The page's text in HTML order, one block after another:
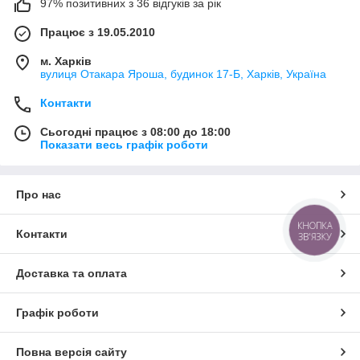
97% позитивних з 36 відгуків за рік
Працює з 19.05.2010
м. Харків
вулиця Отакара Яроша, будинок 17-Б, Харків, Україна
Контакти
Сьогодні працює з 08:00 до 18:00
Показати весь графік роботи
Про нас
Контакти
Доставка та оплата
Графік роботи
Повна версія сайту
КНОПКА
ЗВ'ЯЗКУ